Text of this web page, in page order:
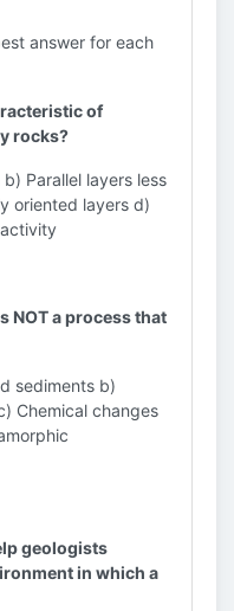
answer for each
of
rocks?
Parallel layers less
oriented layers d)
NOT a process that
sediments b)
Chemical changes
geologists
in which a